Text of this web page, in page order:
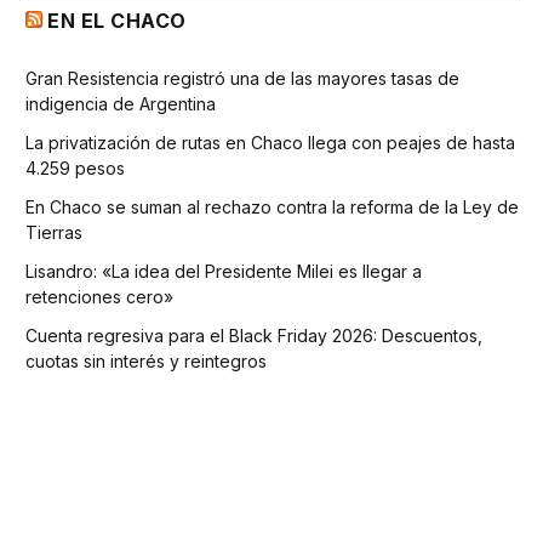
EN EL CHACO
Gran Resistencia registró una de las mayores tasas de
indigencia de Argentina
La privatización de rutas en Chaco llega con peajes de hasta
4.259 pesos
En Chaco se suman al rechazo contra la reforma de la Ley de
Tierras
Lisandro: «La idea del Presidente Milei es llegar a
retenciones cero»
Cuenta regresiva para el Black Friday 2026: Descuentos,
cuotas sin interés y reintegros